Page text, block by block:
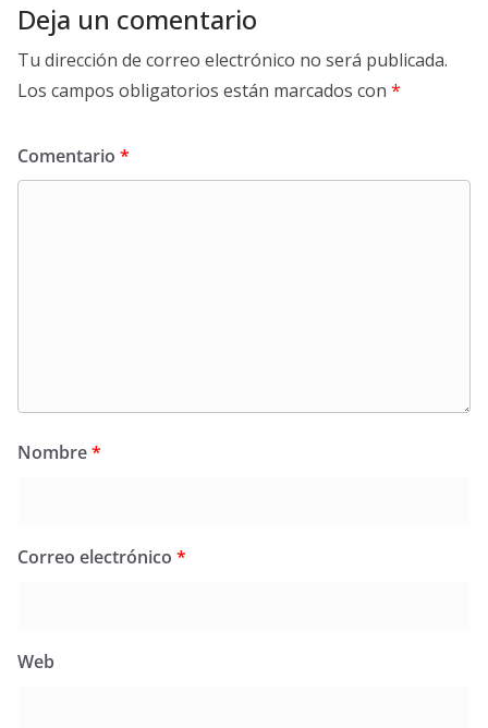
Deja un comentario
Tu dirección de correo electrónico no será publicada.
Los campos obligatorios están marcados con *
Comentario *
Nombre*
Correo electrónico *
Web